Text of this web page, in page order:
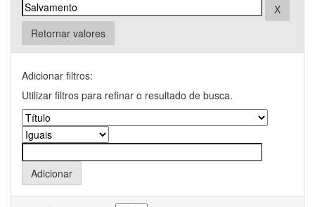
Retornar valores
Adicionar filtros:
Utilizar filtros para refinar o resultado de busca.